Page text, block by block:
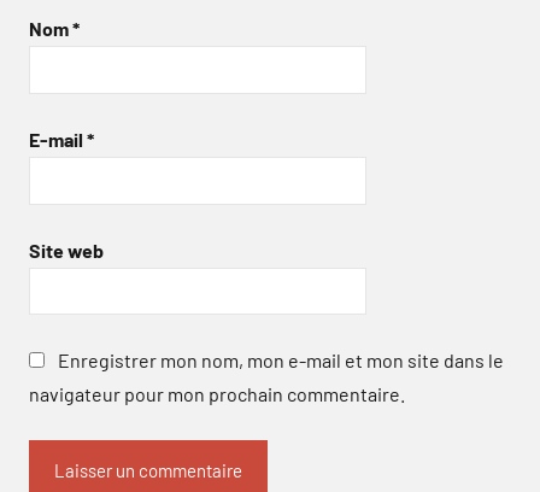
Nom*
E-mail *
Site web
Enregistrer mon nom, mon e-mail et mon site dans le
navigateur pour mon prochain commentaire.